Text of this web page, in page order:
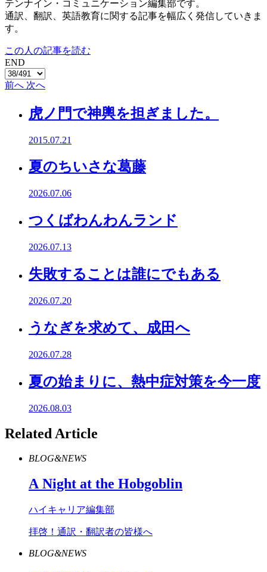
テンナイン・コミュニケーション編集部です。
通訳、翻訳、英語教育に関する記事を幅広く発信していきま
す。
この人の記事を読む
END
前へ 次へ
虎ノ門で神輿を担ぎました。
2015.07.21
夏のちいさな葛藤
2026.07.06
つくばわんわんランド
2026.07.13
失敗することは誰にでもある
2026.07.20
うなぎを求めて、成田へ
2026.07.28
夏の始まりに、熱中症対策を今一度
2026.08.03
Related Article
BLOG&NEWS
A Night at the Hobgoblin
ハイキャリア編集部
拝啓！通訳・翻訳者の皆様へ
BLOG&NEWS